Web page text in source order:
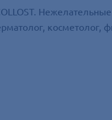
Нежелательные
косметолог,